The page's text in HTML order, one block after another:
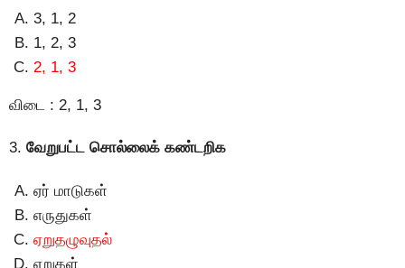
3, 1, 2
1, 2, 3
2, 1, 3
விடை : 2, 1, 3
3. வேறுபட்ட சொல்லைக் கண்டறிக
ஏர் மாடுகள்
எருதுகள்
ஏறுதழுவுதல்
ஏறுகள்